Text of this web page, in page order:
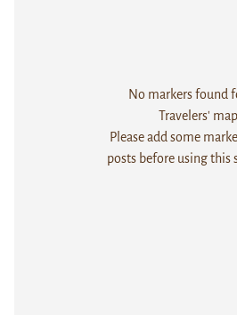
No markers found
Travelers'
Please add some
posts before using this